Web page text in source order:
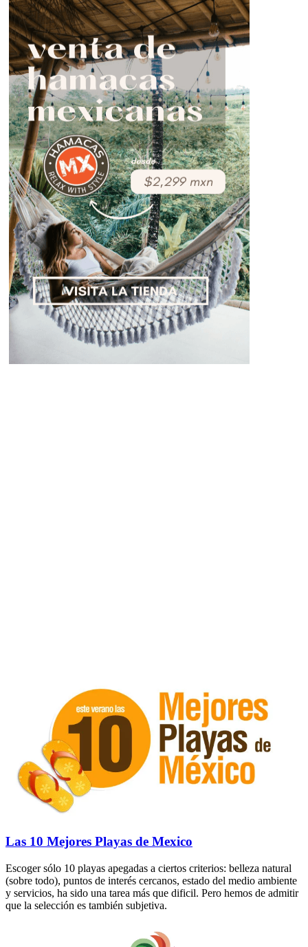
Las 10 Mejores Playas de Mexico
Escoger sólo 10 playas apegadas a ciertos criterios: belleza natural
(sobre todo), puntos de interés cercanos, estado del medio ambiente
y servicios, ha sido una tarea más que dificil. Pero hemos de admitir
que la selección es también subjetiva.